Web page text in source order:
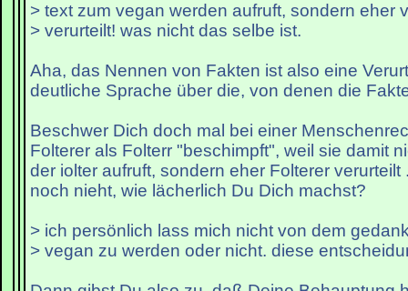
> text zum vegan werden aufruft, sondern eher
> verurteilt! was nicht das selbe ist.
Aha, das Nennen von Fakten ist also eine
deutliche Sprache über die, von denen die
Beschwer Dich doch mal bei einer
Folterer als Folterr "beschimpft", weil sie damit
der iolter aufruft, sondern eher Folterer verurteilt
noch nieht, wie lächerlich Du Dich machst?
> ich persönlich lass mich nicht von dem
> vegan zu werden oder nicht. diese